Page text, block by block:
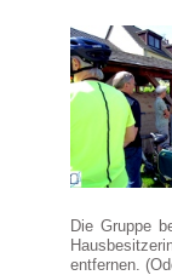
Die Gruppe
entfernen.